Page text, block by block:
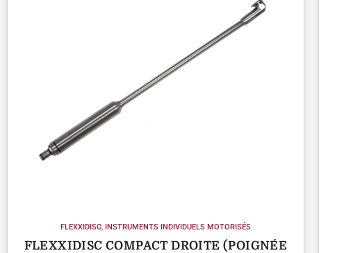
FLEXXIDISC, INSTRUMENTS INDIVIDUELS MOTORISÉS
FLEXXIDISC COMPACT DROITE (POIGNÉE